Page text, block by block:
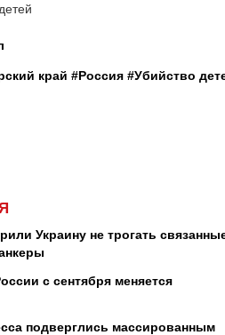
край #Россия #Убийство
Украину не трогать
с сентября меняется
подверглись массированным